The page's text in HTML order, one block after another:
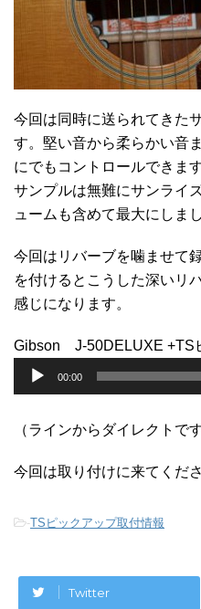
今回は同時に送られてきた
す。堅い音から柔らかい音
にでもコントロールできます
サンプルは無難にサンライ
ュームも含めて最大にしまし
今回はリバーブを噛ませて
を付けるとこうした深いリ
感じになります。
Gibson J-50DELUXE +TS
声
レ
ー
00:00
（ラインからダイレクトです
今回は取り付けに来てくだ
-TSピックアップ取付情報
Twitter